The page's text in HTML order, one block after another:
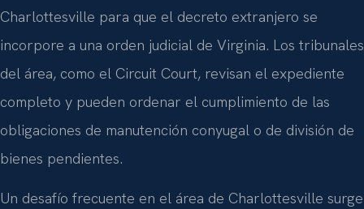
Charlottesville para que el decreto extranjero se
incorpore a una orden judicial de Virginia. Los tribunales
del área, como el Circuit Court, revisan el expediente
completo y pueden ordenar el cumplimiento de las
obligaciones de manutención conyugal o de división de
bienes pendientes.
Un desafío frecuente en el área de Charlottesville surge